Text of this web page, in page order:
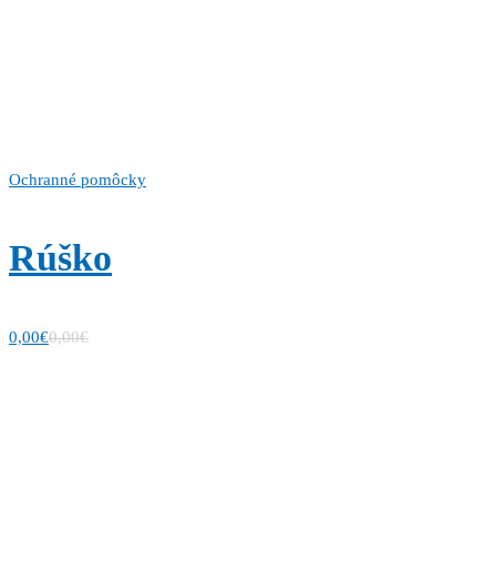
Ochranné pomôcky
Rúško
0,00€0,00€